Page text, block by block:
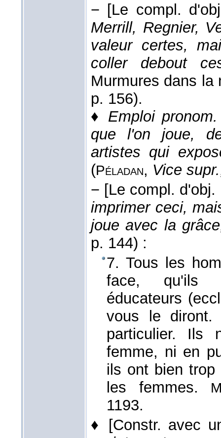
− [Le compl.
Merrill, Regnier,
valeur certes,
coller debout
Murmures dans la
p. 156).
♦ Emploi
que l'on joue,
artistes qui
(Péladan, Vice
− [Le compl.
imprimer ceci,
joue avec la
p. 144) :
7. Tous les
face, qu'ils
éducateurs
vous le
particulier. Ils
femme, ni en
ils ont bien
les femmes.
1193.
♦ [Constr. avec